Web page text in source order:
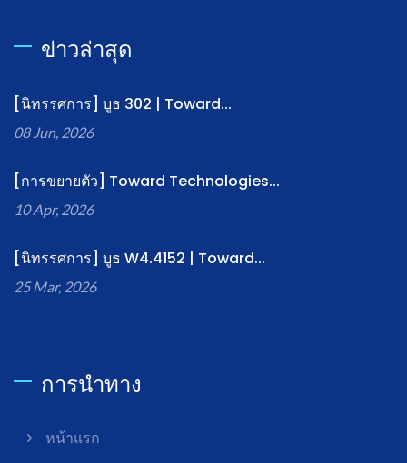
ข่าวล่าสุด
[นิทรรศการ] บูธ 302 | Toward...
08 Jun, 2026
[การขยายตัว] Toward Technologies...
10 Apr, 2026
[นิทรรศการ] บูธ W4.4152 | Toward...
25 Mar, 2026
การนำทาง
หน้าแรก